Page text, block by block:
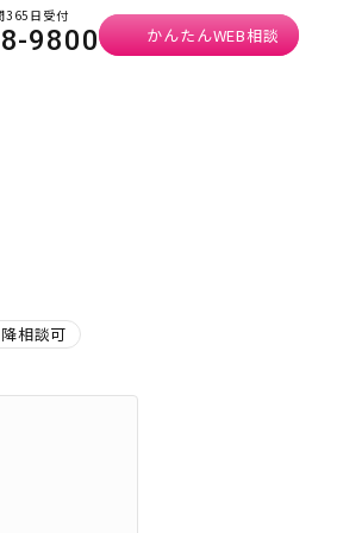
365日受付
9800 かんたんWEB相談
相談可